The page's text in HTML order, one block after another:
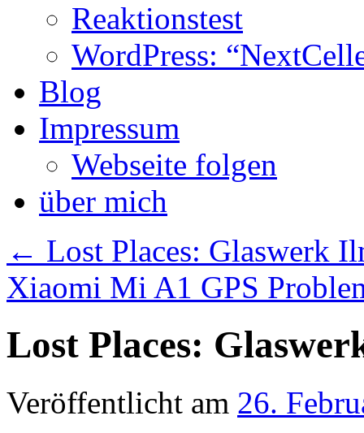
Reaktionstest
WordPress:
Blog
Impressum
Webseite folgen
über mich
← Lost Places: Glaswerk
Xiaomi Mi A1 GPS
Lost Places:
Veröffentlicht am 26.